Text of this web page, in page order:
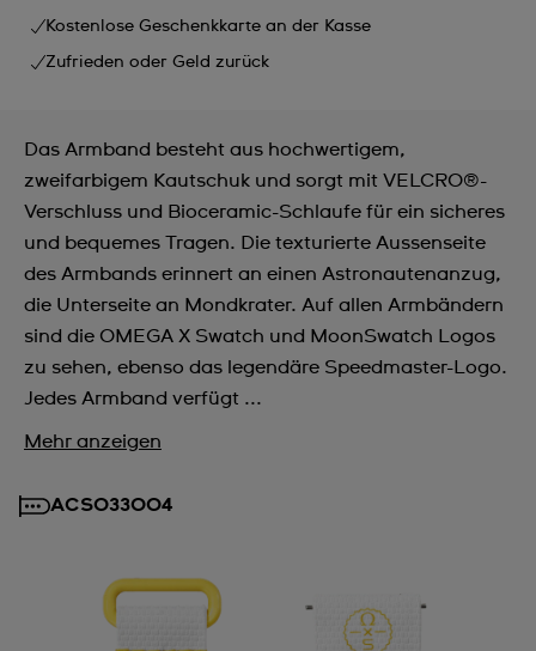
Kostenlose Geschenkkarte an der Kasse
Zufrieden oder Geld zurück
Das Armband besteht aus hochwertigem,
zweifarbigem Kautschuk und sorgt mit VELCRO®-
Verschluss und Bioceramic-Schlaufe für ein sicheres
und bequemes Tragen. Die texturierte Aussenseite
des Armbands erinnert an einen Astronautenanzug,
die Unterseite an Mondkrater. Auf allen Armbändern
sind die OMEGA X Swatch und MoonSwatch Logos
zu sehen, ebenso das legendäre Speedmaster-Logo.
Jedes Armband verfügt ...
Mehr anzeigen
ACSO33004